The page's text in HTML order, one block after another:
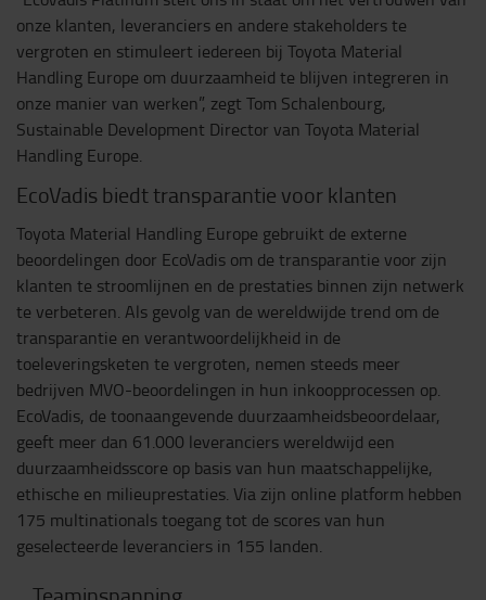
onze klanten, leveranciers en andere stakeholders te
vergroten en stimuleert iedereen bij Toyota Material
Handling Europe om duurzaamheid te blijven integreren in
onze manier van werken”, zegt Tom Schalenbourg,
Sustainable Development Director van Toyota Material
Handling Europe.
EcoVadis biedt transparantie voor klanten
Toyota Material Handling Europe gebruikt de externe
beoordelingen door EcoVadis om de transparantie voor zijn
klanten te stroomlijnen en de prestaties binnen zijn netwerk
te verbeteren. Als gevolg van de wereldwijde trend om de
transparantie en verantwoordelijkheid in de
toeleveringsketen te vergroten, nemen steeds meer
bedrijven MVO-beoordelingen in hun inkoopprocessen op.
EcoVadis, de toonaangevende duurzaamheidsbeoordelaar,
geeft meer dan 61.000 leveranciers wereldwijd een
duurzaamheidsscore op basis van hun maatschappelijke,
ethische en milieuprestaties. Via zijn online platform hebben
175 multinationals toegang tot de scores van hun
geselecteerde leveranciers in 155 landen.